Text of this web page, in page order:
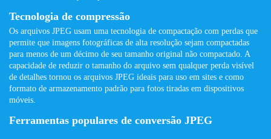
Tecnologia de compressão
Os arquivos JPEG usam uma tecnologia de compactação com perdas que
permite que imagens fotográficas de alta resolução sejam compactadas
para menos de um décimo de seu tamanho original não compactado. A
capacidade de reduzir o tamanho do arquivo sem qualquer perda visível
de detalhes tornou os arquivos JPEG ideais para uso em sites e como
formato de armazenamento padrão para fotos tiradas em dispositivos
móveis.
Ferramentas populares de conversão JPEG